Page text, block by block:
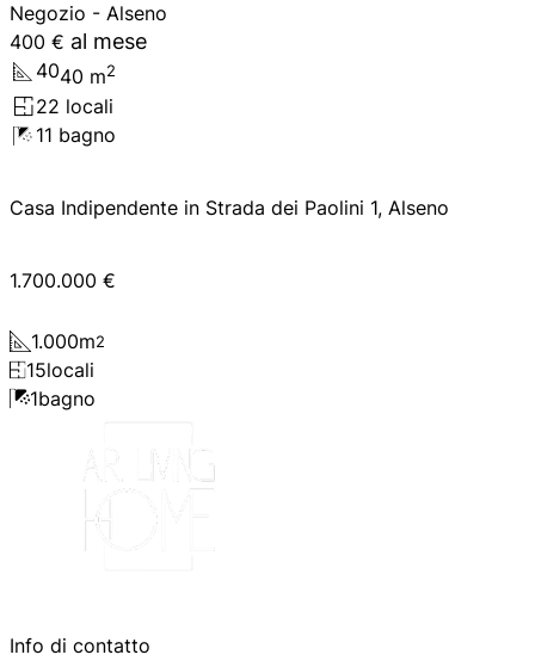
Negozio - Alseno
400 € al mese
4040 m2
22 locali
11 bagno
Casa Indipendente in Strada dei Paolini 1, Alseno
1.700.000 €
1.000m2
15locali
1bagno
Info di contatto